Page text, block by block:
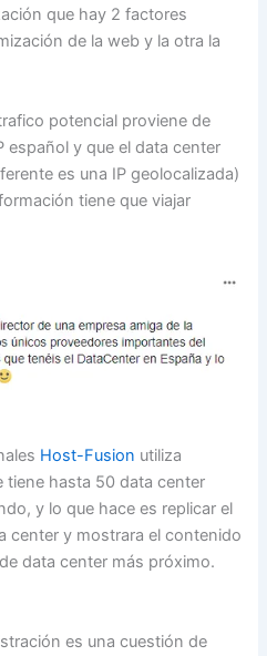
que hay 2 factores
de la web y la otra la
potencial proviene de
español y que el data center
es una IP geolocalizada)
tiene que viajar
Host-Fusion utiliza
tiene hasta 50 data center
y lo que hace es replicar el
center y mostrara el contenido
data center más próximo.
es una cuestión de